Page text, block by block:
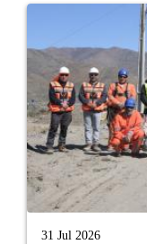
31 Jul 2026